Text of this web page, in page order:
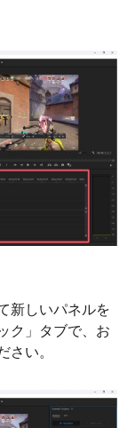
新しいパネルを
ク」タブで、お
さい。